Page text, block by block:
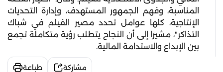
المناسبة، وفهم الجمهور المستهدف، وإدارة التحديات
الإنتاجية، كلها عوامل تحدد مصير الفيلم في شباك
التذاكر"، مشيرًا إلى أن النجاح يتطلب رؤية متكاملة تجمع
بين الإبداع والاستدامة المالية.
مشاركة طباعة